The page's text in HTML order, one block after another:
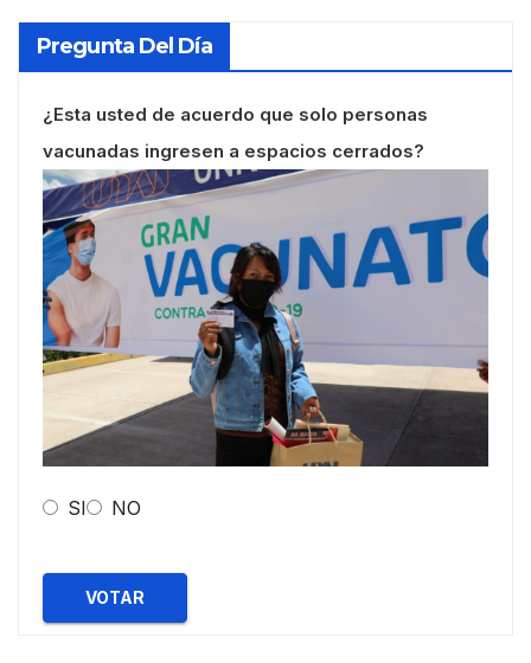
Pregunta Del Día
¿Esta usted de acuerdo que solo personas
vacunadas ingresen a espacios cerrados?
SI NO
VOTAR